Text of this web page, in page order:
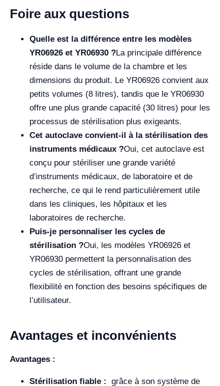
Foire aux questions
Quelle est la différence entre les modèles
YR06926 et YR06930 ?La principale différence
réside dans le volume de la chambre et les
dimensions du produit. Le YR06926 convient aux
petits volumes (8 litres), tandis que le YR06930
offre une plus grande capacité (30 litres) pour les
processus de stérilisation plus exigeants.
Cet autoclave convient-il à la stérilisation des
instruments médicaux ?Oui, cet autoclave est
conçu pour stériliser une grande variété
d’instruments médicaux, de laboratoire et de
recherche, ce qui le rend particulièrement utile
dans les cliniques, les hôpitaux et les
laboratoires de recherche.
Puis-je personnaliser les cycles de
stérilisation ?Oui, les modèles YR06926 et
YR06930 permettent la personnalisation des
cycles de stérilisation, offrant une grande
flexibilité en fonction des besoins spécifiques de
l’utilisateur.
Avantages et inconvénients
Avantages :
Stérilisation fiable :
grâce à son système de